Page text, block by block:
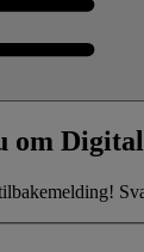
om